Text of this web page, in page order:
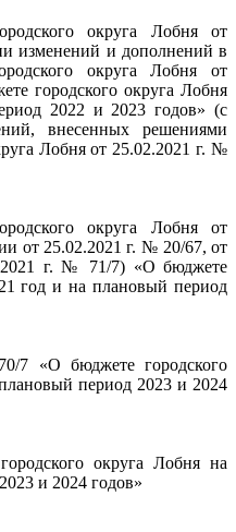
округа Лобня от
изменений и дополнений в
округа Лобня от
городского округа Лобня
2022 и 2023 годов» (с
внесенных решениями
Лобня от 25.02.2021 г. №
округа Лобня от
от 25.02.2021 г. № 20/67, от
г. № 71/7) «О бюджете
год и на плановый период
7 «О бюджете городского
период 2023 и 2024
округа Лобня на
и 2024 годов»